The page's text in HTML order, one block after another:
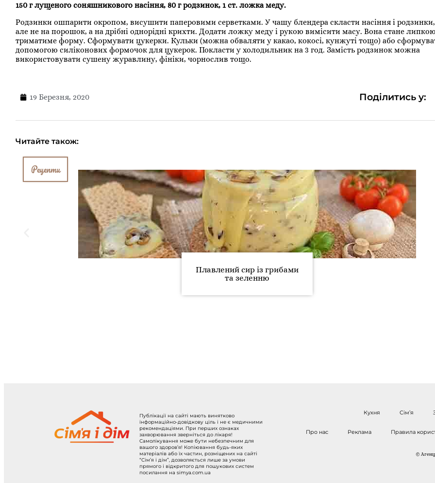
150 г лущеного соняшникового насіння, 80 г родзинок, 1 ст. ложка меду.
Родзинки ошпарити окропом, висушити паперовими серветками. У чашу блендера скласти насіння і
але не на порошок, а на дрібні однорідні крихти. Додати ложку меду і рукою вимісити масу. Вона стане
триматиме форму. Сформувати цукерки. Кульки (можна обваляти у какао, кокосі, кунжуті тощо) або
допомогою силіконових формочок для цукерок. Покласти у холодильник на 3 год. Замість родзинок можна
використовувати сушену журавлину, фініки, чорнослив тощо.
19 Березня, 2020 Поділитись у:
Читайте також:
Рецепти
Плавлений сир із грибами
та зеленню
Публікації на сайті мають винятково
інформаційно-довідкову ціль і не є медичними
рекомендаціями. При перших ознаках
захворювання зверніться до лікаря!
Самолікування може бути небезпечним для
вашого здоров’я! Копіювання будь-яких
матеріалів або їх частин, розміщених на сайті
“Сім’я і дім”, дозволяється лише за умови
прямого і відкритого для пошукових систем
посилання на simya.com.ua
Кухня Сім’я
Про нас Реклама Правила
©